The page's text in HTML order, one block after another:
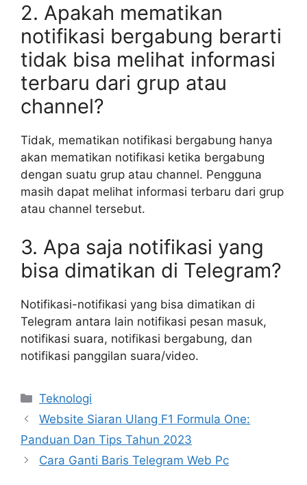
2. Apakah mematikan
notifikasi bergabung berarti
tidak bisa melihat informasi
terbaru dari grup atau
channel?
Tidak, mematikan notifikasi bergabung hanya
akan mematikan notifikasi ketika bergabung
dengan suatu grup atau channel. Pengguna
masih dapat melihat informasi terbaru dari grup
atau channel tersebut.
3. Apa saja notifikasi yang
bisa dimatikan di Telegram?
Notifikasi-notifikasi yang bisa dimatikan di
Telegram antara lain notifikasi pesan masuk,
notifikasi suara, notifikasi bergabung, dan
notifikasi panggilan suara/video.
Kategori
Teknologi
Website Siaran Ulang F1 Formula One:
Panduan Dan Tips Tahun 2023
Cara Ganti Baris Telegram Web Pc